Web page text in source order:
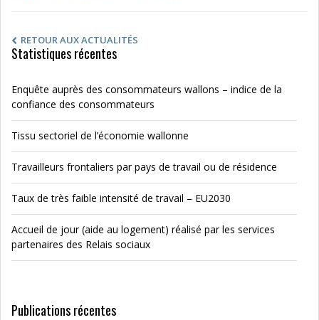
RETOUR AUX ACTUALITÉS
Statistiques récentes
Enquête auprès des consommateurs wallons – indice de la
confiance des consommateurs
Tissu sectoriel de l’économie wallonne
Travailleurs frontaliers par pays de travail ou de résidence
Taux de très faible intensité de travail – EU2030
Accueil de jour (aide au logement) réalisé par les services
partenaires des Relais sociaux
Publications récentes